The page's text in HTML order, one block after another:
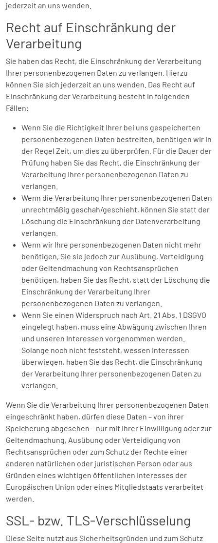
jederzeit an uns wenden.
Recht auf Einschränkung der
Verarbeitung
Sie haben das Recht, die Einschränkung der Verarbeitung
Ihrer personenbezogenen Daten zu verlangen. Hierzu
können Sie sich jederzeit an uns wenden. Das Recht auf
Einschränkung der Verarbeitung besteht in folgenden
Fällen:
Wenn Sie die Richtigkeit Ihrer bei uns gespeicherten
personenbezogenen Daten bestreiten, benötigen wir in
der Regel Zeit, um dies zu überprüfen. Für die Dauer der
Prüfung haben Sie das Recht, die Einschränkung der
Verarbeitung Ihrer personenbezogenen Daten zu
verlangen.
Wenn die Verarbeitung Ihrer personenbezogenen Daten
unrechtmäßig geschah/geschieht, können Sie statt der
Löschung die Einschränkung der Datenverarbeitung
verlangen.
Wenn wir Ihre personenbezogenen Daten nicht mehr
benötigen, Sie sie jedoch zur Ausübung, Verteidigung
oder Geltendmachung von Rechtsansprüchen
benötigen, haben Sie das Recht, statt der Löschung die
Einschränkung der Verarbeitung Ihrer
personenbezogenen Daten zu verlangen.
Wenn Sie einen Widerspruch nach Art. 21 Abs. 1 DSGVO
eingelegt haben, muss eine Abwägung zwischen Ihren
und unseren Interessen vorgenommen werden.
Solange noch nicht feststeht, wessen Interessen
überwiegen, haben Sie das Recht, die Einschränkung
der Verarbeitung Ihrer personenbezogenen Daten zu
verlangen.
Wenn Sie die Verarbeitung Ihrer personenbezogenen Daten
eingeschränkt haben, dürfen diese Daten – von ihrer
Speicherung abgesehen – nur mit Ihrer Einwilligung oder zur
Geltendmachung, Ausübung oder Verteidigung von
Rechtsansprüchen oder zum Schutz der Rechte einer
anderen natürlichen oder juristischen Person oder aus
Gründen eines wichtigen öffentlichen Interesses der
Europäischen Union oder eines Mitgliedstaats verarbeitet
werden.
SSL- bzw. TLS-Verschlüsselung
Diese Seite nutzt aus Sicherheitsgründen und zum Schutz